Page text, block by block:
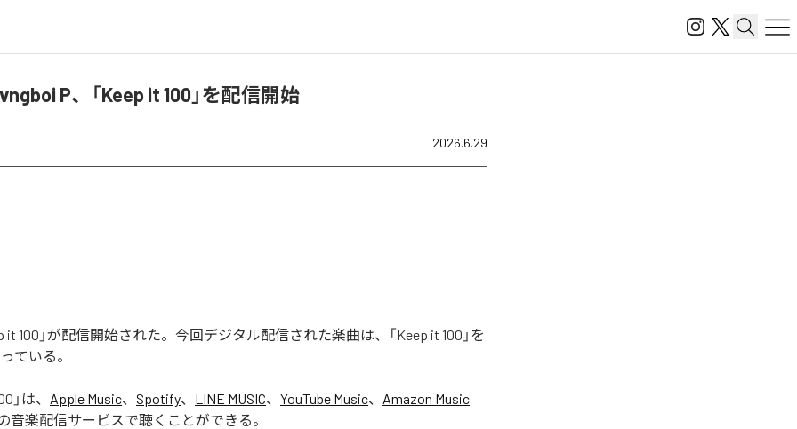
P、「Keep it 100」を配信開始
2026.6.29
it 100」が配信開始された。今回デジタル配信された楽曲は、「Keep it 100」を
ている。
」は、 Apple Music、 Spotify、 LINE MUSIC、 YouTube Music、 Amazon Music
音楽配信サービスで聴くことができる。